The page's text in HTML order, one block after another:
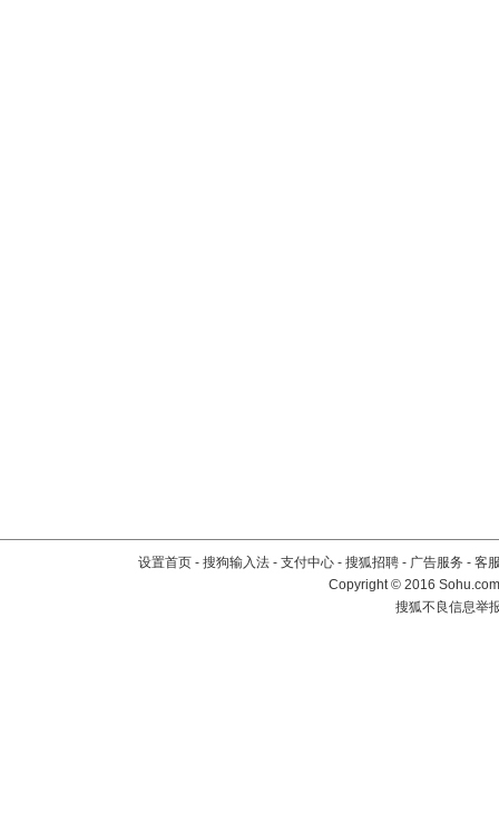
设置首页 - 搜狗输入法 - 支付中心 - 搜狐招聘 - 广告服务 - 客
Copyright©2016
搜狐不良信息举